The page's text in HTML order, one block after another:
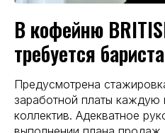
В кофейню
требуется бариста
Предусмотрена
заработной платы каждую
коллектив. Адекватное